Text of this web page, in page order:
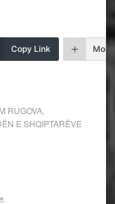
Copy Link More
RUGOVA,
E SHQIPTARËVE